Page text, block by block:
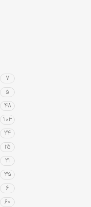
7
5
48
103
24
25
21
35
6
60